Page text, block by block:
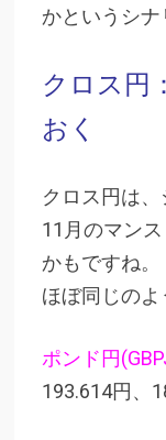
かというシナ
クロス円
おく
クロス円は、
11月のマン
かもですね
ほぼ同じのよ
ポンド円
193.614円、